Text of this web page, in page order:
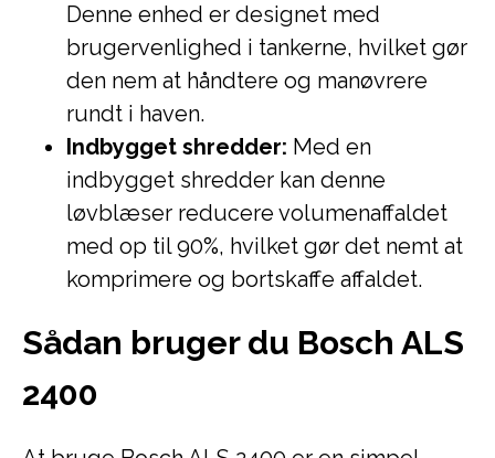
Denne enhed er designet med
brugervenlighed i tankerne, hvilket gør
den nem at håndtere og manøvrere
rundt i haven.
Indbygget shredder: Med en
indbygget shredder kan denne
løvblæser reducere volumenaffaldet
med op til 90%, hvilket gør det nemt at
komprimere og bortskaffe affaldet.
Sådan bruger du Bosch ALS
2400